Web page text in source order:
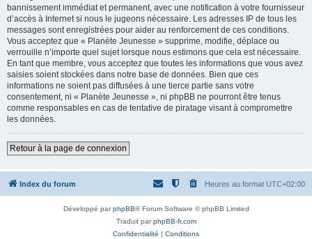
bannissement immédiat et permanent, avec une notification à votre fournisseur
d’accès à Internet si nous le jugeons nécessaire. Les adresses IP de tous les
messages sont enregistrées pour aider au renforcement de ces conditions.
Vous acceptez que « Planète Jeunesse » supprime, modifie, déplace ou
verrouille n’importe quel sujet lorsque nous estimons que cela est nécessaire.
En tant que membre, vous acceptez que toutes les informations que vous avez
saisies soient stockées dans notre base de données. Bien que ces
informations ne soient pas diffusées à une tierce partie sans votre
consentement, ni « Planète Jeunesse », ni phpBB ne pourront être tenus
comme responsables en cas de tentative de piratage visant à compromettre
les données.
Retour à la page de connexion
Index du forum Heures au format UTC+02:00
Développé parphpBB® Forum Software © phpBB Limited
Traduit parphpBB-fr.com
Confidentialité | Conditions